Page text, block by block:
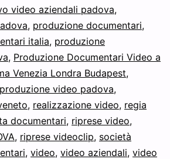
Venezia
Vicenza
Veneto
Udine
Trento
video aziendali padova,
, produzione documentari,
italia, produzione
, Produzione Documentari Video a
Venezia Londra Budapest,
produzione video padova,
, realizzazione video, regia
documentari, riprese video,
, riprese videoclip, società
, video, video aziendali, video